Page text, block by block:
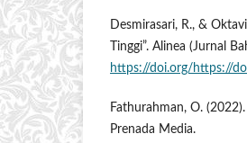
Desmirasari, R., &
Tinggi”. Alinea (Jurnal
https://doi.org/https://
Fathurahman, O.
Prenada Media.